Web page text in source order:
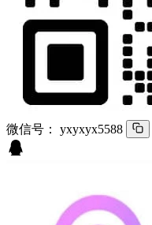
微信号： yxyxyx5588